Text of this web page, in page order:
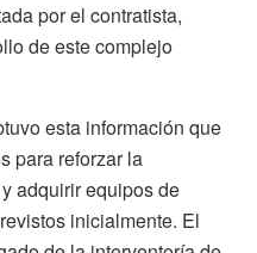
por el contratista,
de este complejo
esta información que
para reforzar la
adquirir equipos de
inicialmente. El